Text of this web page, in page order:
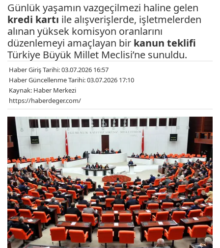
Günlük yaşamın vazgeçilmezi haline gelen
kredi kartı ile alışverişlerde, işletmelerden
alınan yüksek komisyon oranlarını
düzenlemeyi amaçlayan bir kanun teklifi
Türkiye Büyük Millet Meclisi’ne sunuldu.
Haber Giriş Tarihi: 03.07.2026 16:57
Haber Güncellenme Tarihi: 03.07.2026 17:10
Kaynak: Haber Merkezi
https://haberdeger.com/